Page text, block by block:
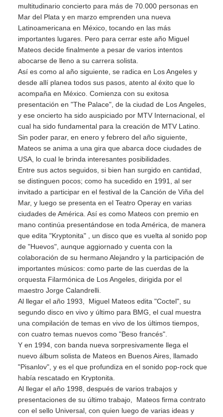
multitudinario concierto para más de 70.000 personas en
Mar del Plata y en marzo emprenden una nueva
Latinoamericana en México, tocando en las más
importantes lugares. Pero para cerrar este año Miguel
Mateos decide finalmente a pesar de varios intentos
abocarse de lleno a su carrera solista.
Así es como al año siguiente, se radica en Los Angeles y
desde allí planea todos sus pasos, atento al éxito que lo
acompaña en México. Comienza con su exitosa
presentación en "The Palace", de la ciudad de Los Angeles,
y ese oncierto ha sido auspiciado por MTV Internacional, el
cual ha sido fundamental para la creación de MTV Latino.
Sin poder parar, en enero y febrero del año siguiente,
Mateos se anima a una gira que abarca doce ciudades de
USA, lo cual le brinda interesantes posibilidades.
Entre sus actos seguidos, si bien han surgido en cantidad,
se distinguen pocos; como ha sucedido en 1991, al ser
invitado a participar en el festival de la Canción de Viña del
Mar, y luego se presenta en el Teatro Operay en varias
ciudades de América. Así es como Mateos con premio en
mano continúa presentándose en toda América, de manera
que edita "Kryptonita" , un disco que es vuelta al sonido pop
de "Huevos", aunque aggiornado y cuenta con la
colaboración de su hermano Alejandro y la participación de
importantes músicos: como parte de las cuerdas de la
orquesta Filarmónica de Los Angeles, dirigida por el
maestro Jorge Calandrelli.
Al llegar el año 1993, Miguel Mateos edita "Coctel", su
segundo disco en vivo y último para BMG, el cual muestra
una compilación de temas en vivo de los últimos tiempos,
con cuatro temas nuevos como "Beso francés".
Y en 1994, con banda nueva sorpresivamente llega el
nuevo álbum solista de Mateos en Buenos Aires, llamado
"Pisanlov", y es el que profundiza en el sonido pop-rock que
había rescatado en Kryptonita.
Al llegar el año 1998, después de varios trabajos y
presentaciones de su último trabajo, Mateos firma contrato
con el sello Universal, con quien luego de varias ideas y